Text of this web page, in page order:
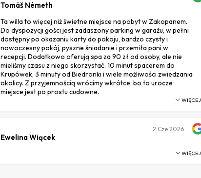
Tomáš Németh
Ta willa to więcej niż świetne miejsce na pobyt w Zakopanem.
Do dyspozycji gości jest zadaszony parking w garażu, w pełni
dostępny po okazaniu karty do pokoju, bardzo czysty i
nowoczesny pokój, pyszne śniadanie i przemiła pani w
recepcji. Dodatkowo oferują spa za 90 zł od osoby, ale nie
mieliśmy czasu z niego skorzystać. 10 minut spacerem do
Krupówek, 3 minuty od Biedronki i wiele możliwości zwiedzania
okolicy. Z przyjemnością wrócimy wkrótce, bo to urocze
miejsce jest po prostu cudowne.
WIĘCEJ
Ewelina Wiącek
2 Cze 2026
WIĘCEJ